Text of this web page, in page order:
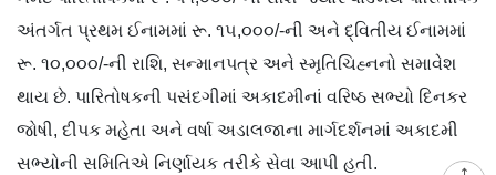
અંતર્ગત પ્રથમ ઈનામમાં રૂ. ૧૫,૦૦૦/-ની અને દ્વિતીય ઈનામમાં
રૂ. ૧૦,૦૦૦/-ની રાશિ, સન્માનપત્ર અને સ્મૃતિચિહ્નનો સમાવેશ
થાય છે. પારિતોષકની પસંદગીમાં અકાદમીનાં વરિષ્ઠ સભ્યો દિનકર
જોષી, દીપક મહેતા અને વર્ષા અડાલજાના માર્ગદર્શનમાં અકાદમી
સભ્યોની સમિતિએ નિર્ણાયક તરીકે સેવા આપી હતી.